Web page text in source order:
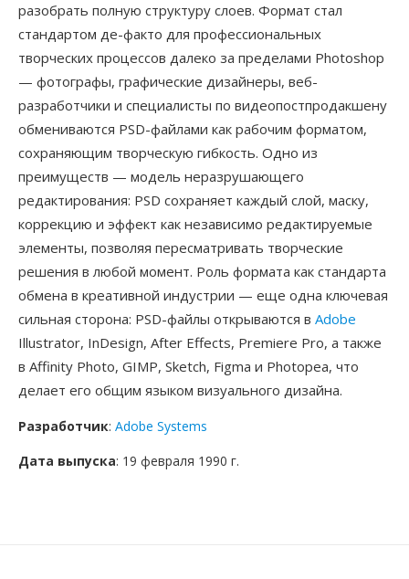
разобрать полную структуру слоев. Формат стал
стандартом де-факто для профессиональных
творческих процессов далеко за пределами Photoshop
— фотографы, графические дизайнеры, веб-
разработчики и специалисты по видеопостпродакшену
обмениваются PSD-файлами как рабочим форматом,
сохраняющим творческую гибкость. Одно из
преимуществ — модель неразрушающего
редактирования: PSD сохраняет каждый слой, маску,
коррекцию и эффект как независимо редактируемые
элементы, позволяя пересматривать творческие
решения в любой момент. Роль формата как стандарта
обмена в креативной индустрии — еще одна ключевая
сильная сторона: PSD-файлы открываются в Adobe
Illustrator, InDesign, After Effects, Premiere Pro, а также
в Affinity Photo, GIMP, Sketch, Figma и Photopea, что
делает его общим языком визуального дизайна.
Разработчик: Adobe Systems
Дата выпуска: 19 февраля 1990 г.